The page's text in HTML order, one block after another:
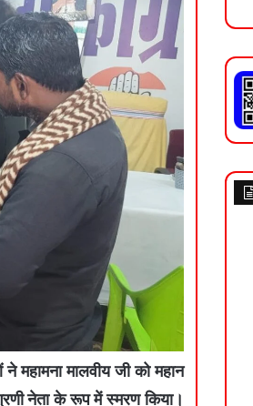
महामना मालवीय जी को महान
नेता के रूप में स्मरण किया।